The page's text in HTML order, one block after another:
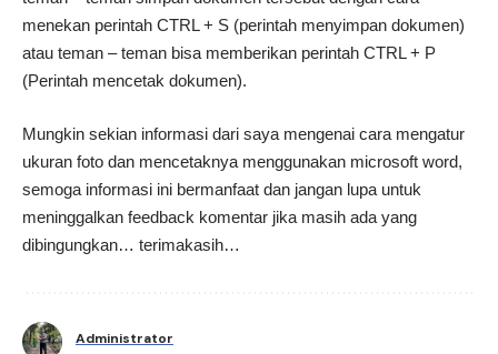
menekan perintah CTRL + S (perintah menyimpan dokumen)
atau teman – teman bisa memberikan perintah CTRL + P
(Perintah mencetak dokumen).
Mungkin sekian informasi dari saya mengenai cara mengatur
ukuran foto dan mencetaknya menggunakan microsoft word,
semoga informasi ini bermanfaat dan jangan lupa untuk
meninggalkan feedback komentar jika masih ada yang
dibingungkan… terimakasih…
Administrator